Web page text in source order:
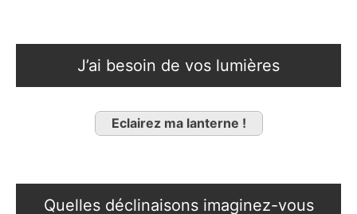
J’ai besoin de vos lumières
Eclairez ma lanterne !
Quelles déclinaisons imaginez-vous